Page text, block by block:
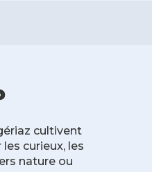
cultivent
curieux, les
nature ou